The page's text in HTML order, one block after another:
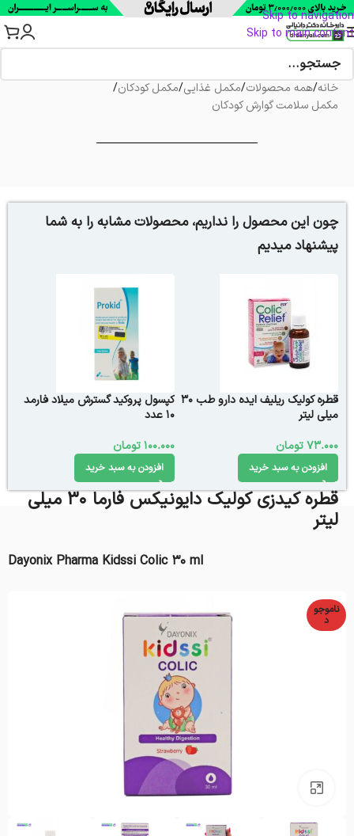
Skip to navigation
Skip to main content
خانه/همه محصولات/مکمل غذایی/مکمل کودکان/
مکمل سلامت گوارش کودکان
چون این محصول را نداریم، محصولات مشابه را به شما
پیشنهاد میدیم
قطره کولیک ریلیف ایده دارو طب 30
میلی لیتر
73.000تومان
افزودن به سبد خرید
کپسول پروکید گسترش میلاد فارمد
10 عدد
100.000تومان
افزودن به سبد خرید
قطره کیدزی کولیک دایونیکس فارما 30 میلی
لیتر
Dayonix Pharma Kidssi Colic 30 ml
ناموجو
د
بزرگنمایی تصویر